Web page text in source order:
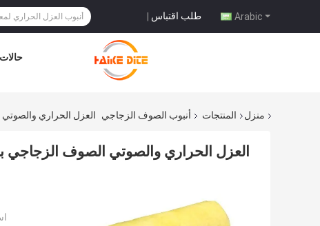
Arabic طلب اقتباس |
حالات
منزل المنتجات أنبوب الصوف الزجاجي العزل الحراري والصوتي
العزل الحراري والصوتي الصوف الزجاجي